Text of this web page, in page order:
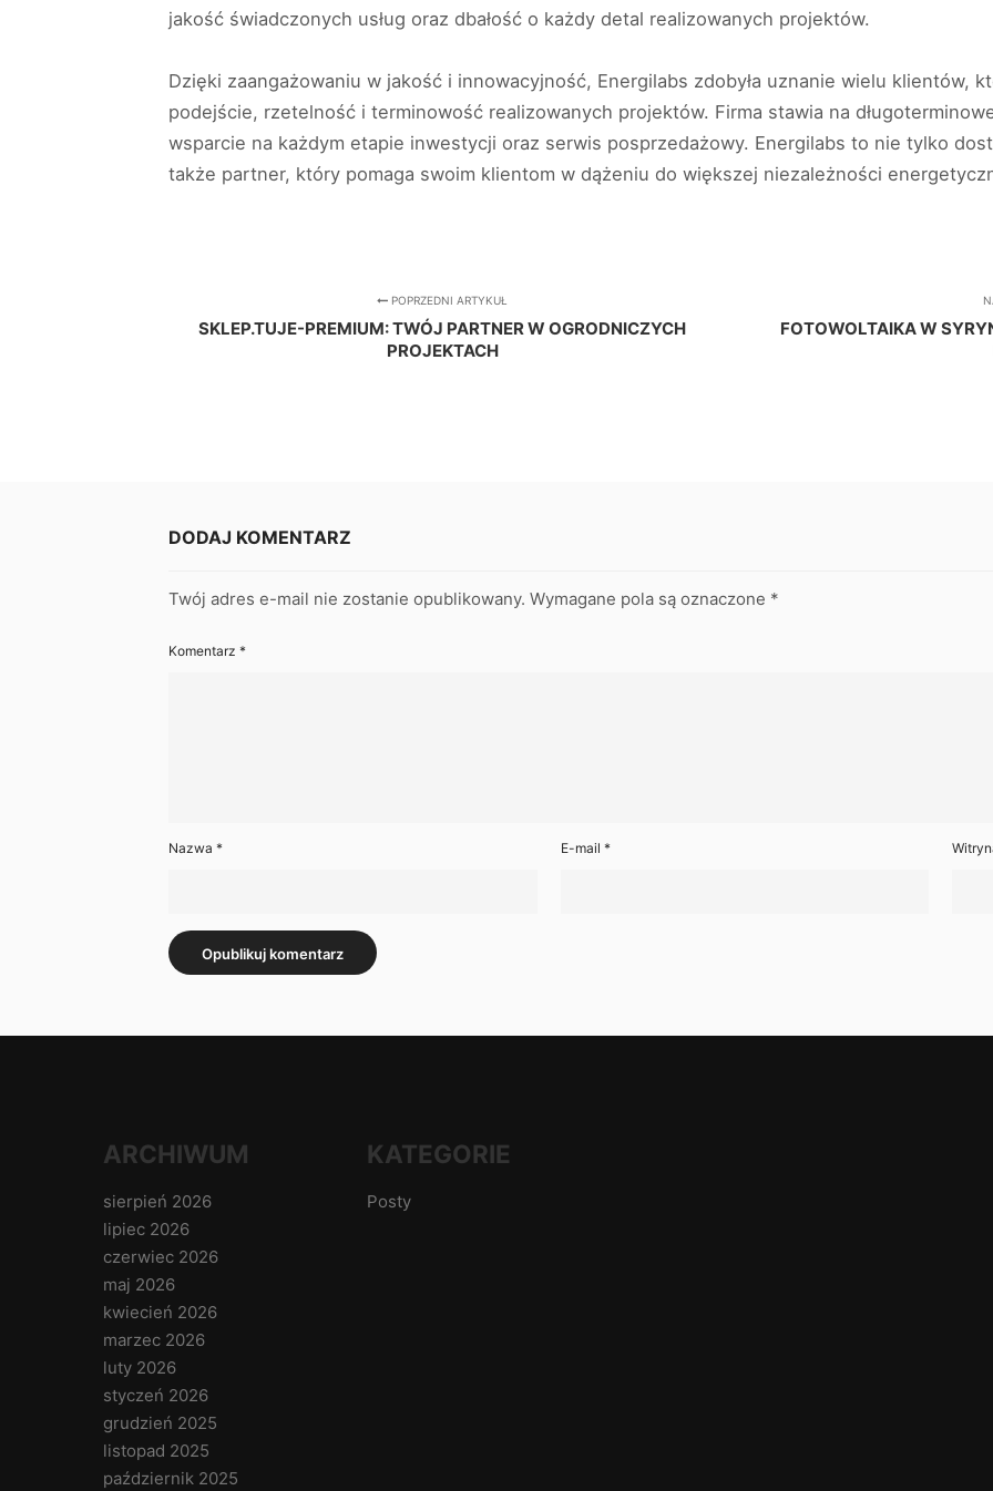
jakość świadczonych usług oraz dbałość o każdy detal realizowanych projektów.
Dzięki zaangażowaniu w jakość i innowacyjność, Energilabs zdobyła uznanie wielu klientów,
podejście, rzetelność i terminowość realizowanych projektów. Firma stawia na
wsparcie na każdym etapie inwestycji oraz serwis posprzedażowy. Energilabs to nie tylko
także partner, który pomaga swoim klientom w dążeniu do większej niezależności
POPRZEDNI ARTYKUŁ
SKLEP.TUJE-PREMIUM: TWÓJ PARTNER W OGRODNICZYCH
PROJEKTACH
FOTOWOLTAIKA W
DODAJ KOMENTARZ
Twój adres e-mail nie zostanie opublikowany. Wymagane pola są oznaczone *
Komentarz *
Nazwa * E-mail *
ARCHIWUM
sierpień 2026
lipiec 2026
czerwiec 2026
maj 2026
kwiecień 2026
marzec 2026
luty 2026
styczeń 2026
grudzień 2025
listopad 2025
październik 2025
KATEGORIE
Posty